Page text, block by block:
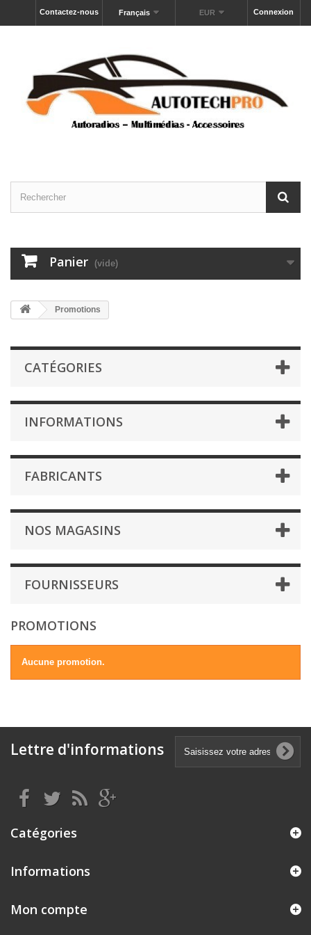
Connexion
EUR
Français
Contactez-nous
Panier (vide)
Promotions
CATÉGORIES
INFORMATIONS
FABRICANTS
NOS MAGASINS
FOURNISSEURS
PROMOTIONS
Aucune promotion.
Lettre d'informations
Catégories
Informations
Mon compte